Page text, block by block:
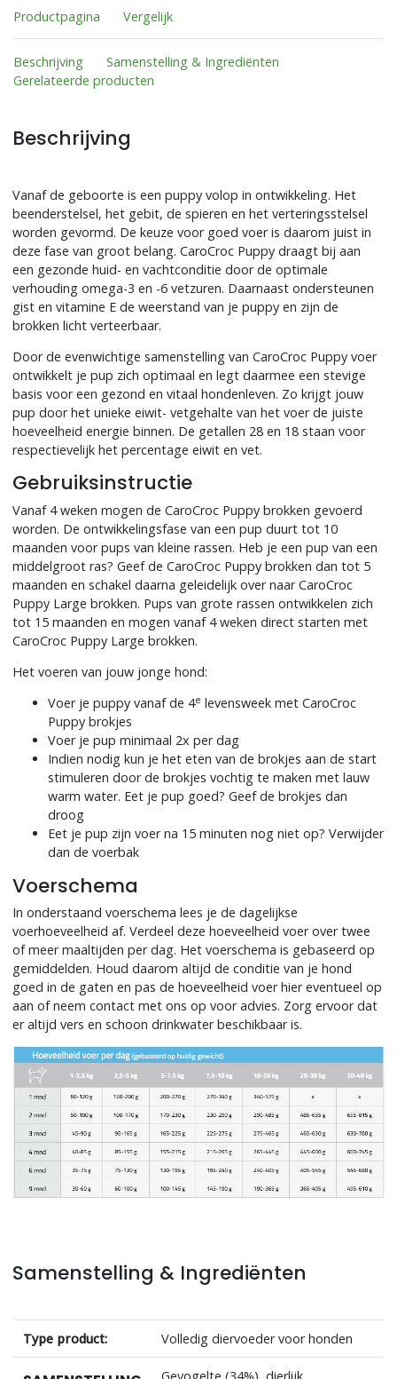
Productpagina Vergelijk
Beschrijving
Samenstelling & Ingrediënten
Gerelateerde producten
Beschrijving
Vanaf de geboorte is een puppy volop in ontwikkeling. Het
beenderstelsel, het gebit, de spieren en het verteringsstelsel
worden gevormd. De keuze voor goed voer is daarom juist in
deze fase van groot belang. CaroCroc Puppy draagt bij aan
een gezonde huid- en vachtconditie door de optimale
verhouding omega-3 en -6 vetzuren. Daarnaast ondersteunen
gist en vitamine E de weerstand van je puppy en zijn de
brokken licht verteerbaar.
Door de evenwichtige samenstelling van CaroCroc Puppy voer
ontwikkelt je pup zich optimaal en legt daarmee een stevige
basis voor een gezond en vitaal hondenleven. Zo krijgt jouw
pup door het unieke eiwit- vetgehalte van het voer de juiste
hoeveelheid energie binnen. De getallen 28 en 18 staan voor
respectievelijk het percentage eiwit en vet.
Gebruiksinstructie
Vanaf 4 weken mogen de CaroCroc Puppy brokken gevoerd
worden. De ontwikkelingsfase van een pup duurt tot 10
maanden voor pups van kleine rassen. Heb je een pup van een
middelgroot ras? Geef de CaroCroc Puppy brokken dan tot 5
maanden en schakel daarna geleidelijk over naar CaroCroc
Puppy Large brokken. Pups van grote rassen ontwikkelen zich
tot 15 maanden en mogen vanaf 4 weken direct starten met
CaroCroc Puppy Large brokken.
Het voeren van jouw jonge hond:
Voer je puppy vanaf de 4e levensweek met CaroCroc
Puppy brokjes
Voer je pup minimaal 2x per dag
Indien nodig kun je het eten van de brokjes aan de start
stimuleren door de brokjes vochtig te maken met lauw
warm water. Eet je pup goed? Geef de brokjes dan
droog
Eet je pup zijn voer na 15 minuten nog niet op? Verwijder
dan de voerbak
Voerschema
In onderstaand voerschema lees je de dagelijkse
voerhoeveelheid af. Verdeel deze hoeveelheid voer over twee
of meer maaltijden per dag. Het voerschema is gebaseerd op
gemiddelden. Houd daarom altijd de conditie van je hond
goed in de gaten en pas de hoeveelheid voer hier eventueel op
aan of neem contact met ons op voor advies. Zorg ervoor dat
er altijd vers en schoon drinkwater beschikbaar is.
Samenstelling & Ingrediënten
Type product: Volledig diervoeder voor honden